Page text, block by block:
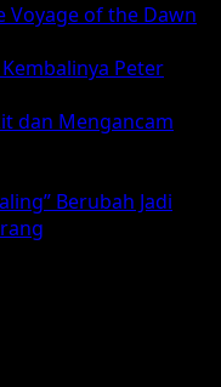
Voyage of the Dawn
Peter
dan Mengancam
Berubah Jadi